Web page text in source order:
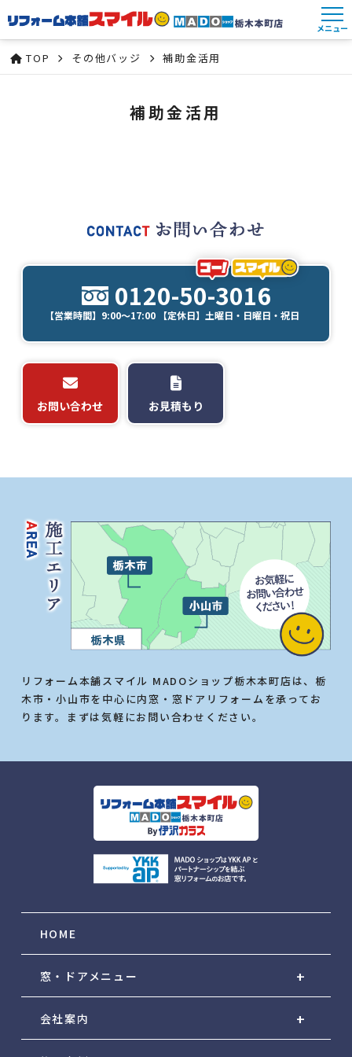
メニュー
TOP その他バッジ 補助金活用
補助金活用
0120-50-3016
【営業時間】9:00～17:00 【定休日】土曜日・日曜日・祝日
お問い合わせ お見積もり
リフォーム本舗スマイル MADOショップ栃木本町店は、栃
木市・小山市を中心に内窓・窓ドアリフォームを承ってお
ります。まずは気軽にお問い合わせください。
HOME
窓・ドアメニュー
会社案内